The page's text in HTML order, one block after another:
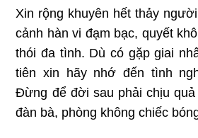
Xin rộng khuyên hết thảy
cảnh hàn vi đạm bạc, quyết
thói đa tình. Dù có gặp giai
tiên xin hãy nhớ đến tình
Đừng để đời sau phải chịu
đàn bà, phòng không chiếc